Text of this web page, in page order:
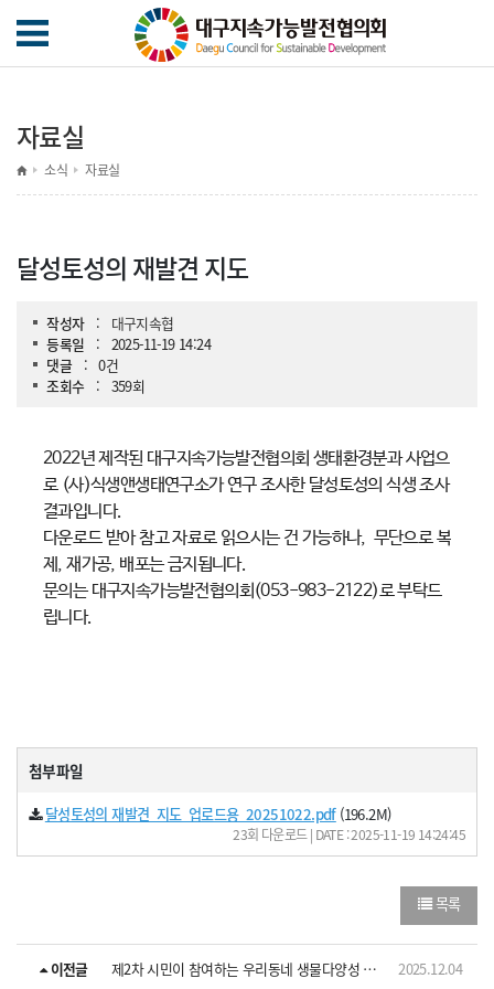
자료실
소식 자료실
달성토성의 재발견 지도
작성자 :
대구지속협
등록일
: 2025-11-19 14:24
댓글
: 0건
조회수 : 359회
2022년 제작된 대구지속가능발전협의회 생태환경분과 사업으
로 (사)식생앤생태연구소가 연구 조사한 달성토성의 식생 조사
결과입니다.
다운로드 받아 참고 자료로 읽으시는 건 가능하나, 무단으로 복
제, 재가공, 배포는 금지됩니다.
문의는 대구지속가능발전협의회(053-983-2122)로 부탁드
립니다.
첨부파일
달성토성의 재발견_지도_업로드용_20251022.pdf(196.2M)
23회 다운로드 | DATE : 2025-11-19 14:24:45
목록
이전글 제2차 시민이 참여하는 우리동네 생물다양성 조사 보고서 -달성토성편- 2025.12.04